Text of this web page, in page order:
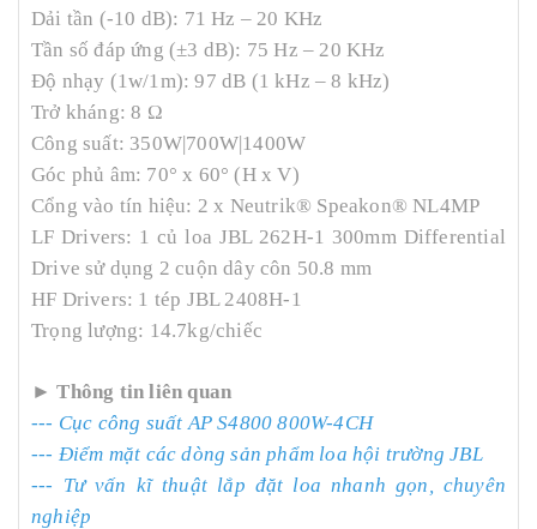
Dải tần (-10 dB): 71 Hz – 20 KHz
Tần số đáp ứng (±3 dB): 75 Hz – 20 KHz
Độ nhạy (1w/1m): 97 dB (1 kHz – 8 kHz)
Trở kháng: 8 Ω
Công suất: 350W|700W|1400W
Góc phủ âm: 70° x 60° (H x V)
Cổng vào tín hiệu: 2 x Neutrik® Speakon® NL4MP
LF Drivers: 1 củ loa JBL 262H-1 300mm Differential
Drive sử dụng 2 cuộn dây côn 50.8 mm
HF Drivers: 1 tép JBL 2408H-1
Trọng lượng: 14.7kg/chiếc
►Thông tin liên quan
--- Cục công suất AP S4800 800W-4CH
--- Điểm mặt các dòng sản phẩm loa hội trường JBL
--- Tư vấn kĩ thuật lắp đặt loa nhanh gọn, chuyên
nghiệp